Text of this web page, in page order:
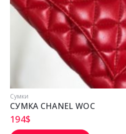
Сумки
СУМКА CHANEL WOC
194$